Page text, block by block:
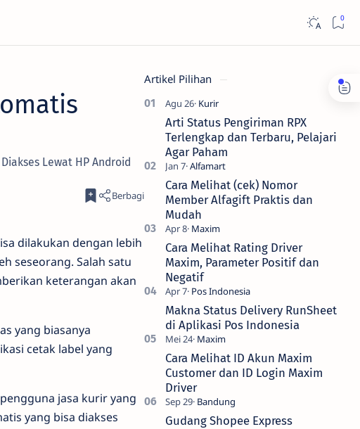
Lewat HP Android
dilakukan dengan lebih
seseorang. Salah satu
keterangan akan
yang biasanya
cetak label yang
jasa kurir yang
yang bisa diakses
Artikel Pilihan
Arti Status Pengiriman RPX
Terlengkap dan Terbaru, Pelajari
Agar Paham
Cara Melihat (cek) Nomor
Member Alfagift Praktis dan
Mudah
Cara Melihat Rating Driver
Maxim, Parameter Positif dan
Negatif
Makna Status Delivery RunSheet
di Aplikasi Pos Indonesia
Cara Melihat ID Akun Maxim
Customer dan ID Login Maxim
Driver
Gudang Shopee Express